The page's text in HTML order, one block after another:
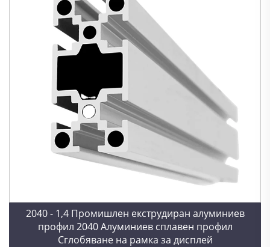
2040 - 1,4 Промишлен екструдиран алуминиев
профил 2040 Алуминиев сплавен профил
Сглобяване на рамка за дисплей